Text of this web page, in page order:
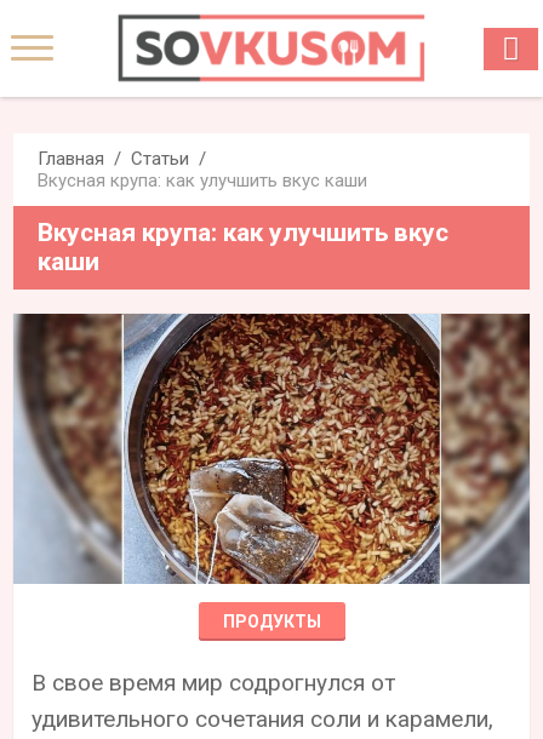
Главная
Статьи
Вкусная крупа: как улучшить вкус каши
Вкусная крупа: как улучшить вкус
каши
ПРОДУКТЫ
В свое время мир содрогнулся от
удивительного сочетания соли и карамели,